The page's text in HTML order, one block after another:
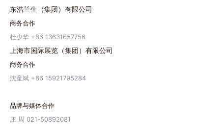
东浩兰生（集团）有限公司
商务合作
杜少华 +86 13631657756
上海市国际展览（集团）有限公司
商务合作
沈童斌 +86 15921795284
品牌与媒体合作
庄 周 021-50892081